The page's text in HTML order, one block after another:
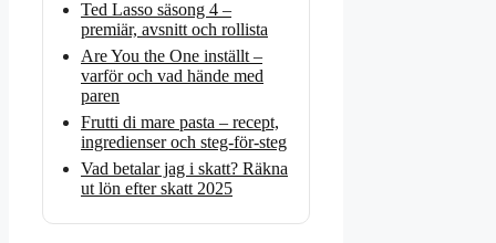
Ted Lasso säsong 4 –
premiär, avsnitt och rollista
Are You the One inställt –
varför och vad hände med
paren
Frutti di mare pasta – recept,
ingredienser och steg-för-steg
Vad betalar jag i skatt? Räkna
ut lön efter skatt 2025